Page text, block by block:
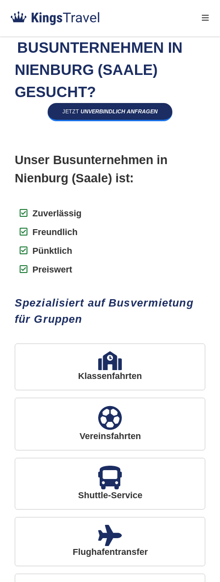
BUSUNTERNEHMEN IN
NIENBURG (SAALE)
GESUCHT?
JETZT UNVERBINDLICH ANFRAGEN
Unser Busunternehmen in
Nienburg (Saale) ist:
Zuverlässig
Freundlich
Pünktlich
Preiswert
Spezialisiert auf Busvermietung
für Gruppen
Klassenfahrten
Vereinsfahrten
Shuttle-Service
Flughafentransfer